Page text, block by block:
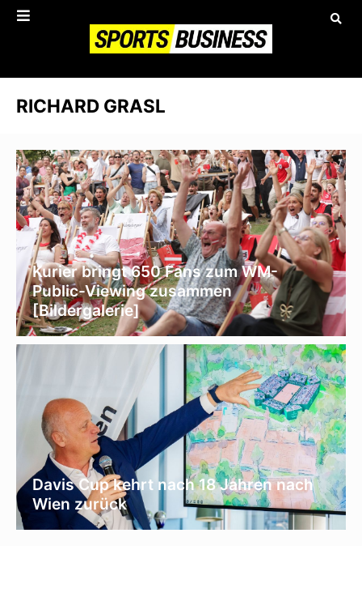
RICHARD GRASL
Kurier bringt 650 Fans zum WM-
Public-Viewing zusammen
[Bildergalerie]
Davis Cup kehrt nach 18 Jahren nach
Wien zurück